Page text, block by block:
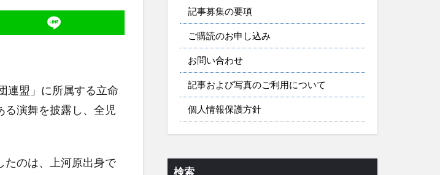
連盟」に所属する立命
演舞を披露し、全児
のは、上河原出身で
記事募集の要項
ご購読のお申し込み
お問い合わせ
記事および写真のご利用について
個人情報保護方針
検索